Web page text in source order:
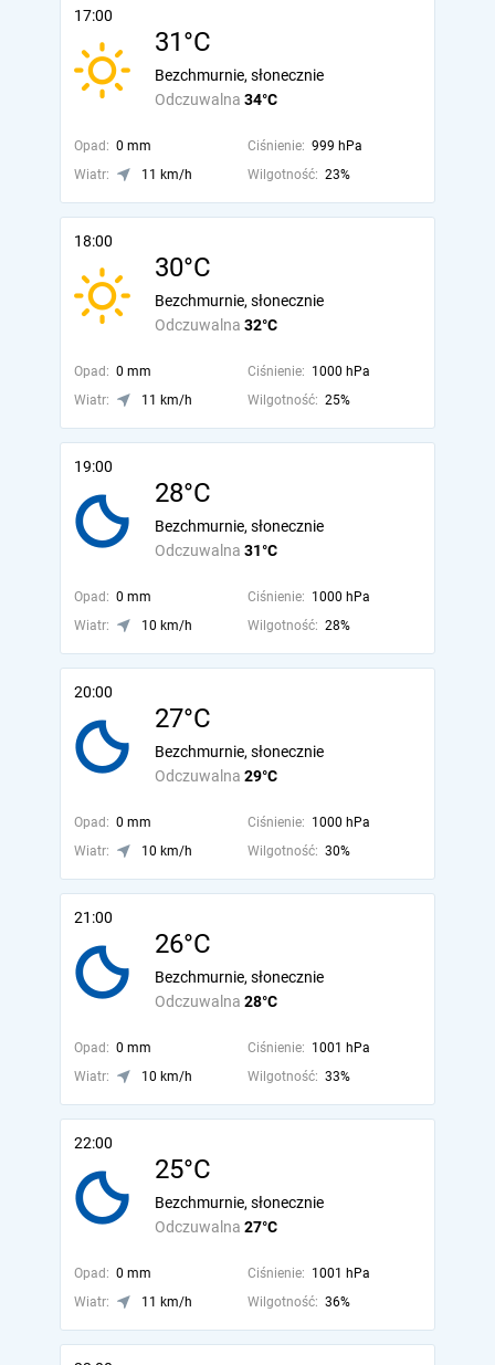
17:00
31°C
Odczuwalna 34°C
Bezchmurnie, słonecznie
Opad: 0 mm Ciśnienie: 999 hPa
Wiatr:
11 km/h Wilgotność: 23%
18:00
30°C
Odczuwalna 32°C
Bezchmurnie, słonecznie
Opad: 0 mm Ciśnienie: 1000 hPa
Wiatr:
11 km/h Wilgotność: 25%
19:00
28°C
Odczuwalna 31°C
Bezchmurnie, słonecznie
Opad: 0 mm Ciśnienie: 1000 hPa
Wiatr:
10 km/h Wilgotność: 28%
20:00
27°C
Odczuwalna 29°C
Bezchmurnie, słonecznie
Opad: 0 mm Ciśnienie: 1000 hPa
Wiatr:
10 km/h Wilgotność: 30%
21:00
26°C
Odczuwalna 28°C
Bezchmurnie, słonecznie
Opad: 0 mm Ciśnienie: 1001 hPa
Wiatr:
10 km/h Wilgotność: 33%
22:00
25°C
Odczuwalna 27°C
Bezchmurnie, słonecznie
Opad: 0 mm Ciśnienie: 1001 hPa
Wiatr:
11 km/h Wilgotność: 36%